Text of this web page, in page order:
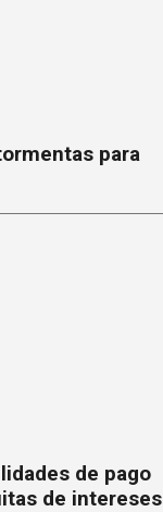
para
de pago
de intereses